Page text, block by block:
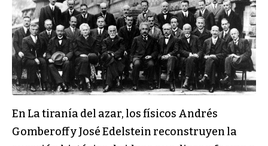
En La tiranía del azar, los físicos Andrés
Gomberoff y José Edelstein reconstruyen la